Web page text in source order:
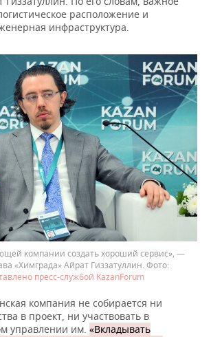
расположение и
инфраструктура.
компании создать хороший сервис», —
«Химграда» Айрат Гиззатуллин.
пресс-службой KazanForum
компания не собирается ни
в проект, ни участвовать в
управлении им. «Вкладывать